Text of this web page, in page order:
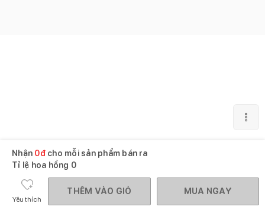
Nhận 0đcho mỗi sản phẩm bán ra
Tỉ lệ hoa hồng 0
Yêu thích
THÊM VÀO GIỎ MUA NGAY